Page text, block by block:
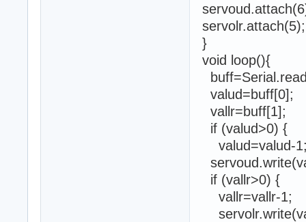
servolr.attach(5);
}
void loop(){
valud=buff[0];
vallr=buff[1];
if (valud>0) {
valud=valud-
if (vallr>0) {
vallr=vallr-1;